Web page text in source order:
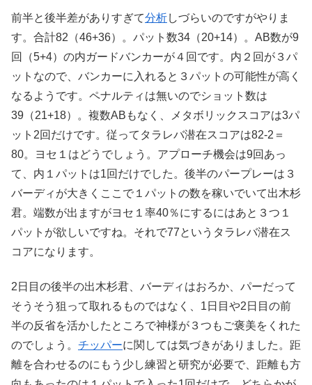
前半と後半差がありすぎて分析しづらいのですがやりま
す。合計82（46+36）。パット数34（20+14）。AB数が9
回（5+4）の内ガードバンカーが４回です。内２回が３パ
ットなので、バンカーに入れると３パットの可能性が高く
なるようです。ペナルティは無いのでショット数は
39（21+18）。複数ABもなく、メタボリックスコアは3パ
ット2回だけです。従ってタラレバ潜在スコアは82-2＝
80。ヨセ１はどうでしょう。アプローチ機会は9回あっ
て、内１パットは1回だけでした。後半のパープレーは３
バーディが大きくここで１パットの数を稼いでいて出木杉
君。端数が出ますがヨセ１率40％にするにはあと３つ１
パットが欲しいですね。それで77というタラレバ潜在ス
コアになります。
2日目の後半の出木杉君、バーディはおろか、パーだって
そうそう狙って取れるものではなく、1日目や2日目の前
半の反省を活かしたところで神様が３つもご褒美をくれた
のでしょう。 チッパーに関しては気づきがありました。距
離を合わせるのにもう少し練習と研究が必要で、距離も方